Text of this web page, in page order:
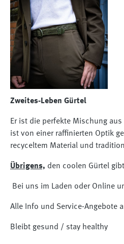
Zweites-Leben Gürtel
Er ist die perfekte Mischung
ist von einer raffinierten Optik
recyceltem Material und
Übrigens, den coolen Gürtel
Bei uns im Laden oder Online
Alle Info und Service-Angebote
Bleibt gesund / stay healthy